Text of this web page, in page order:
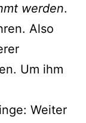
werden.
Also
Um ihm
Weiter